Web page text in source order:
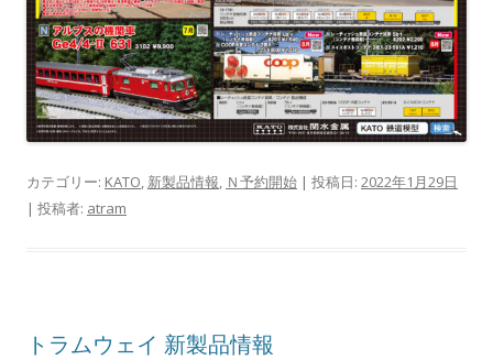
カテゴリー: KATO 新製品情報 Ｎ予約開始 | 投稿日: 2022年1月29日
| 投稿者: atram
トラムウェイ 新製品情報